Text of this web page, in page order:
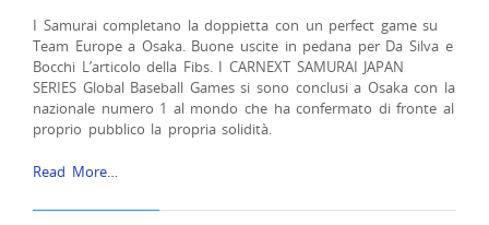
I Samurai completano la doppietta con un perfect game su
Team Europe a Osaka. Buone uscite in pedana per Da Silva e
Bocchi L’articolo della Fibs. I CARNEXT SAMURAI JAPAN
SERIES Global Baseball Games si sono conclusi a Osaka con la
nazionale numero 1 al mondo che ha confermato di fronte al
proprio pubblico la propria solidità.
Read More…